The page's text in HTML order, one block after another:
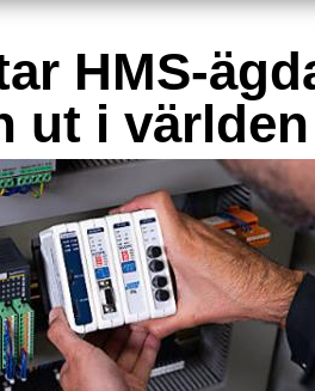
HMS-
ut i världen